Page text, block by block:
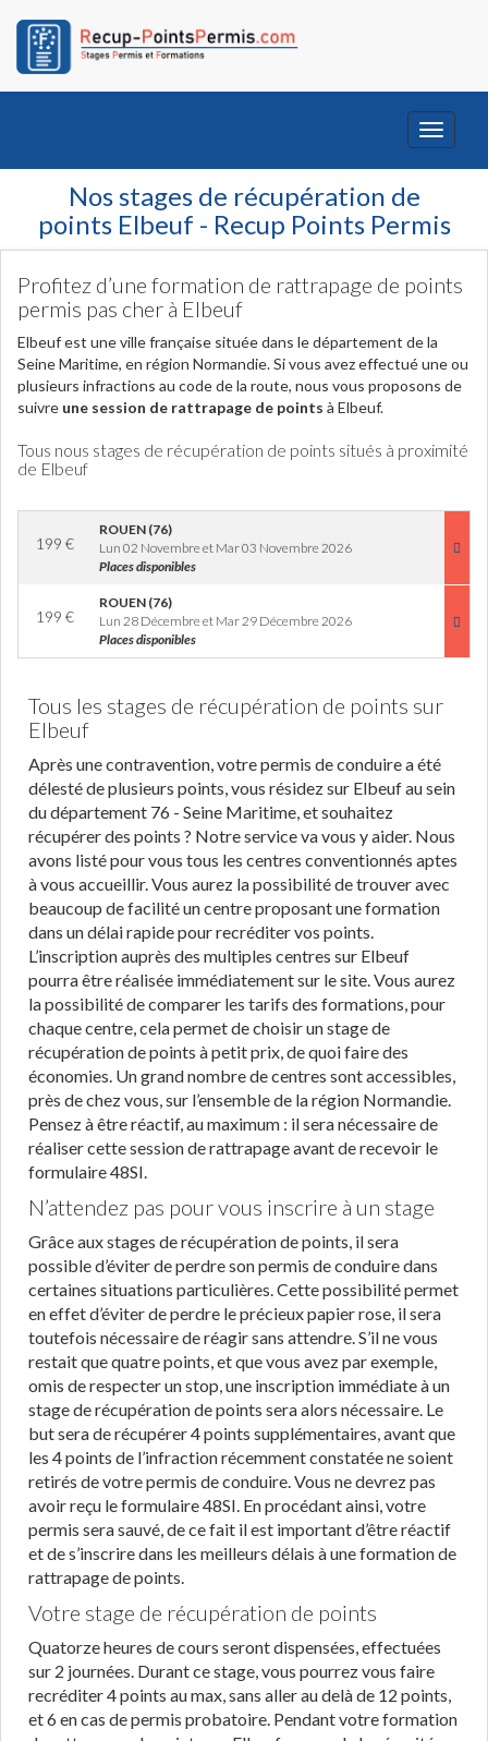
Toggle
Nos stages de récupération de
points Elbeuf - Recup Points Permis
Profitez d’une formation de rattrapage de points
permis pas cher à Elbeuf
Elbeuf est une ville française située dans le département de la
Seine Maritime, en région Normandie. Si vous avez effectué une ou
plusieurs infractions au code de la route, nous vous proposons de
suivre une session de rattrapage de points à Elbeuf.
Tous nous stages de récupération de points situés à proximité
de Elbeuf
199 €
ROUEN (76)
Lun 02 Novembre et Mar 03 Novembre 2026
Places disponibles
199 €
ROUEN (76)
Lun 28 Décembre et Mar 29 Décembre 2026
Places disponibles
Tous les stages de récupération de points sur
Elbeuf
Après une contravention, votre permis de conduire a été
délesté de plusieurs points, vous résidez sur Elbeuf au sein
du département 76 - Seine Maritime, et souhaitez
récupérer des points ? Notre service va vous y aider. Nous
avons listé pour vous tous les centres conventionnés aptes
à vous accueillir. Vous aurez la possibilité de trouver avec
beaucoup de facilité un centre proposant une formation
dans un délai rapide pour recréditer vos points.
L’inscription auprès des multiples centres sur Elbeuf
pourra être réalisée immédiatement sur le site. Vous aurez
la possibilité de comparer les tarifs des formations, pour
chaque centre, cela permet de choisir un stage de
récupération de points à petit prix, de quoi faire des
économies. Un grand nombre de centres sont accessibles,
près de chez vous, sur l’ensemble de la région Normandie.
Pensez à être réactif, au maximum : il sera nécessaire de
réaliser cette session de rattrapage avant de recevoir le
formulaire 48SI.
N’attendez pas pour vous inscrire à un stage
Grâce aux stages de récupération de points, il sera
possible d’éviter de perdre son permis de conduire dans
certaines situations particulières. Cette possibilité permet
en effet d’éviter de perdre le précieux papier rose, il sera
toutefois nécessaire de réagir sans attendre. S’il ne vous
restait que quatre points, et que vous avez par exemple,
omis de respecter un stop, une inscription immédiate à un
stage de récupération de points sera alors nécessaire. Le
but sera de récupérer 4 points supplémentaires, avant que
les 4 points de l’infraction récemment constatée ne soient
retirés de votre permis de conduire. Vous ne devrez pas
avoir reçu le formulaire 48SI. En procédant ainsi, votre
permis sera sauvé, de ce fait il est important d’être réactif
et de s’inscrire dans les meilleurs délais à une formation de
rattrapage de points.
Votre stage de récupération de points
Quatorze heures de cours seront dispensées, effectuées
sur 2 journées. Durant ce stage, vous pourrez vous faire
recréditer 4 points au max, sans aller au delà de 12 points,
et 6 en cas de permis probatoire. Pendant votre formation